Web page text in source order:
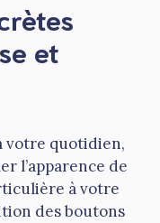
et
votre quotidien,
l’apparence de
à votre
des boutons